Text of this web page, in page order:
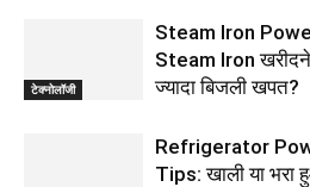
टेक्नोलॉजी
Steam Iron
Steam Iron खरीदने
ज्यादा बिजली खपत?
Refrigerator
Tips: खाली या